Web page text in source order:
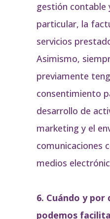
gestión contable
particular, la
servicios
Asimismo,
previamente
consentimiento
desarrollo de
marketing y el
comunicaciones
medios
6. Cuándo y
podemos